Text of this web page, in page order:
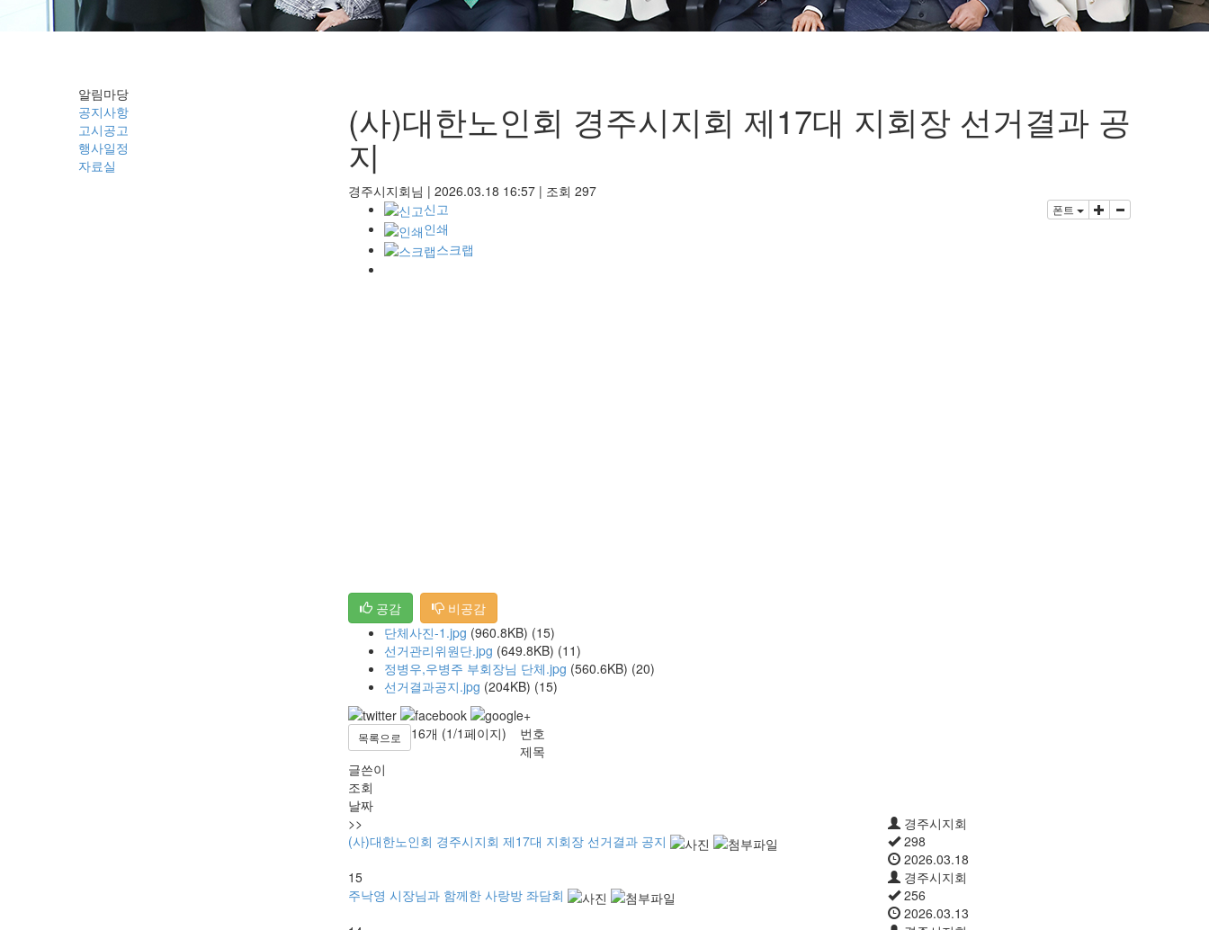
알림마당
공지사항
고시공고
행사일정
자료실
(사)대한노인회 경주시지회 제17대 지회장 선거결과 공
지
경주시지회님 | 2026.03.18 16:57 | 조회 297
폰트
신고
인쇄
스크랩
공감
비공감
단체사진-1.jpg (960.8KB) (15)
선거관리위원단.jpg (649.8KB) (11)
정병우,우병주 부회장님 단체.jpg (560.6KB) (20)
선거결과공지.jpg (204KB) (15)
목록으로 16개 (1/1페이지)
번호
제목
글쓴이
조회
날짜
>>
(사)대한노인회 경주시지회 제17대 지회장 선거결과 공지
경주시지회
298
2026.03.18
15
주낙영 시장님과 함께한 사랑방 좌담회
경주시지회
256
2026.03.13